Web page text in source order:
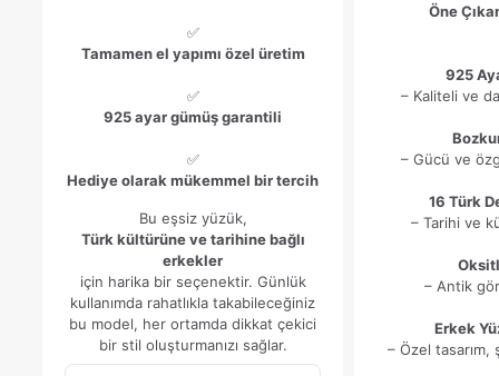
✅
Tamamen el yapımı özel üretim
✅
925 ayar gümüş garantili
✅
Hediye olarak mükemmel bir tercih
Bu eşsiz yüzük,
Türk kültürüne ve tarihine bağlı
erkekler
için harika bir seçenektir. Günlük
kullanımda rahatlıkla takabileceğiniz
bu model, her ortamda dikkat çekici
bir stil oluşturmanızı sağlar.
Öne
925
– Kaliteli ve
– Gücü ve
16 Türk
– Tarihi ve
– Antik
Erkek
– Özel tasarım,